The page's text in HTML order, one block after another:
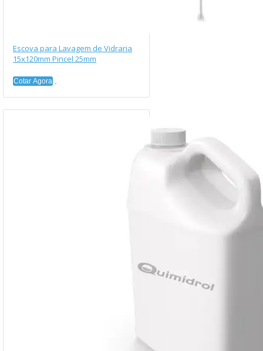
Escova para Lavagem de Vidraria
15x120mm Pincel 25mm
Cotar Agora